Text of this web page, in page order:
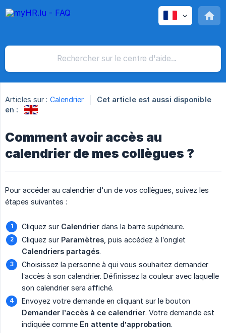
Articles sur : Calendrier
Cet article est aussi disponible
en :
Comment avoir accès au
calendrier de mes collègues ?
Pour accéder au calendrier d'un de vos collègues, suivez les
étapes suivantes :
Cliquez sur Calendrier dans la barre supérieure.
Cliquez sur Paramètres , puis accédez à l’onglet
Calendriers partagés.
Choisissez la personne à qui vous souhaitez demander
l’accès à son calendrier. Définissez la couleur avec laquelle
son calendrier sera affiché.
Envoyez votre demande en cliquant sur le bouton
Demander l’accès à ce calendrier. Votre demande est
indiquée comme En attente d’approbation.